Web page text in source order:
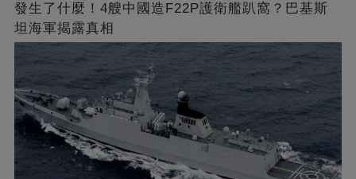
發生了什麼！4艘中國造F22P護衛艦趴窩？巴基斯
坦海軍揭露真相